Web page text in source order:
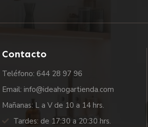
Contacto
Teléfono: 644 28 97 96
Email: info@ideahogartienda.com
Mañanas: L a V de 10 a 14 hrs.
Tardes: de 17:30 a 20:30 hrs.